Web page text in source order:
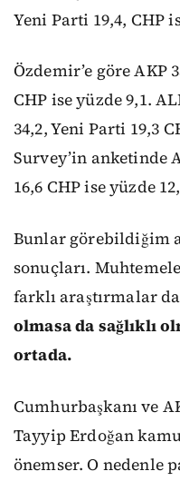
Yeni Parti 19,4, CHP
Özdemir’e göre AKP
CHP ise yüzde 9,1.
34,2, Yeni Parti 19,3
Survey’in anketinde
16,6 CHP ise yüzde
Bunlar görebildiğim
sonuçları.
farklı araştırmalar
olmasa da sağlıklı
ortada.
Cumhurbaşkanı ve
Tayyip Erdoğan
önemser. O nedenle